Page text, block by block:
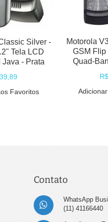
Silver -
Tela LCD
- Prata
Favoritos
Motorola
GSM Flip
Quad-
Contato
WhatsApp
(11) 41166440